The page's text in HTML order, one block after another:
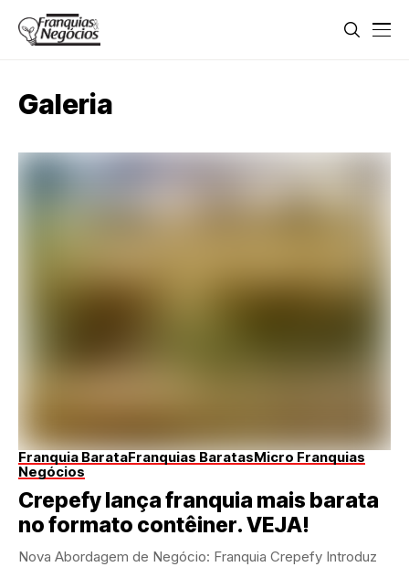
Galeria
Franquia BarataFranquias BaratasMicro Franquias
Negócios
Crepefy lança franquia mais barata
no formato contêiner. VEJA!
Nova Abordagem de Negócio: Franquia Crepefy Introduz